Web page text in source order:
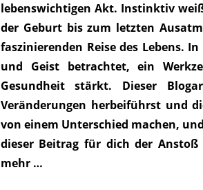
lebenswichtigen Akt. Instinktiv
der Geburt bis zum letzten
faszinierenden Reise des Lebens.
und Geist betrachtet, ein
Gesundheit stärkt. Dieser
Veränderungen herbeiführst und
von einem Unterschied machen,
dieser Beitrag für dich der Anstoß
mehr …